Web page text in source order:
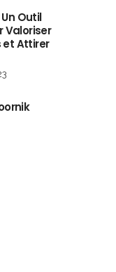
Outil
Valoriser
et Attirer